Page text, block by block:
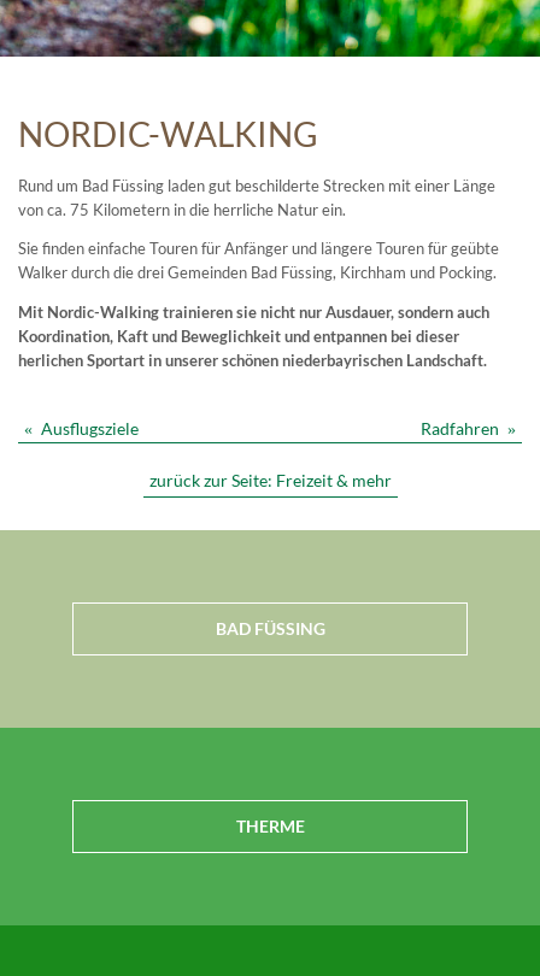
NORDIC-WALKING
Rund um Bad Füssing laden gut beschilderte Strecken mit einer Länge
von ca. 75 Kilometern in die herrliche Natur ein.
Sie finden einfache Touren für Anfänger und längere Touren für geübte
Walker durch die drei Gemeinden Bad Füssing, Kirchham und Pocking.
Mit Nordic-Walking trainieren sie nicht nur Ausdauer, sondern auch
Koordination, Kaft und Beweglichkeit und entpannen bei dieser
herlichen Sportart in unserer schönen niederbayrischen Landschaft.
« Ausflugsziele Radfahren »
zurück zur Seite: Freizeit & mehr
BAD FÜSSING
THERME